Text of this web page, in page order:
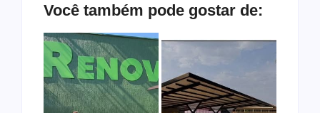
Você também pode gostar de: